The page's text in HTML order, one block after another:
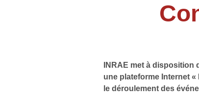
INRAE met à
une plateforme Internet
le déroulement des